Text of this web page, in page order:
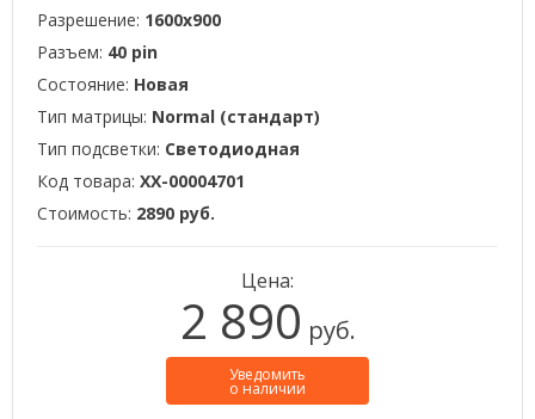
Разрешение: 1600x900
Разъем: 40 pin
Состояние: Новая
Тип матрицы: Normal (стандарт)
Тип подсветки: Светодиодная
Код товара: XX-00004701
Стоимость: 2890 руб.
Цена:
2 890 руб.
Уведомить
о наличии